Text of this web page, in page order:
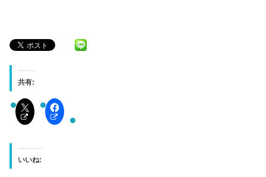
共有:
いいね: